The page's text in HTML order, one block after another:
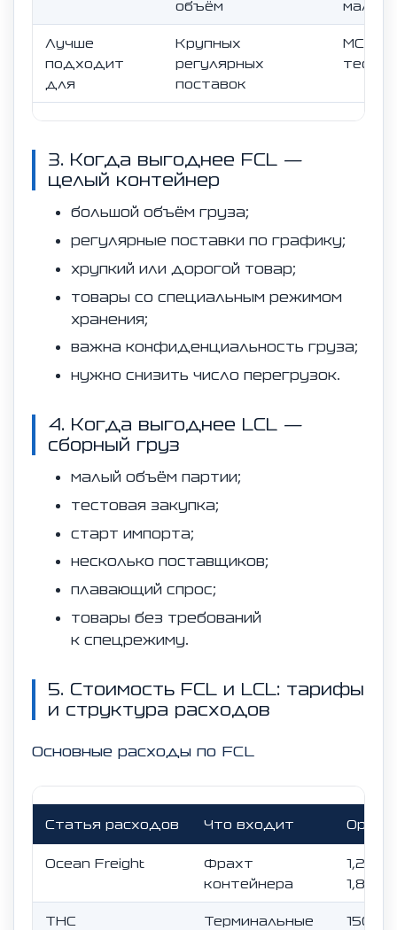
объём малую
Лучше
подходит
для
Крупных
регулярных
поставок
МСБ,
3. Когда выгоднее FCL —
целый контейнер
большой объём груза;
регулярные поставки по графику;
хрупкий или дорогой товар;
товары со специальным режимом
хранения;
важна конфиденциальность груза;
нужно снизить число перегрузок.
4. Когда выгоднее LCL —
сборный груз
малый объём партии;
тестовая закупка;
старт импорта;
несколько поставщиков;
плавающий спрос;
товары без требований
к спецрежиму.
5. Стоимость FCL и LCL: тарифы
и структура расходов
Основные расходы по FCL
Статья расходов Что входит
Ocean Freight
Фрахт
контейнера
THC
Терминальные